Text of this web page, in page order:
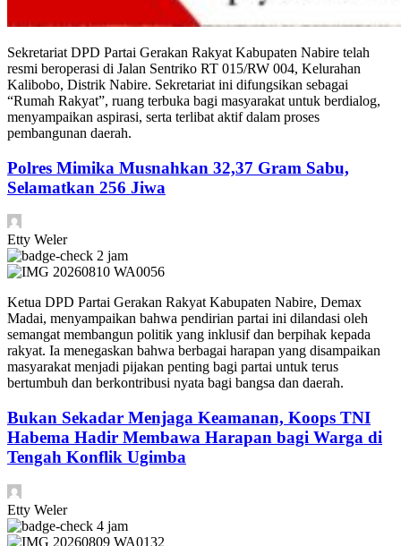
Sekretariat DPD Partai Gerakan Rakyat Kabupaten Nabire telah
resmi beroperasi di Jalan Sentriko RT 015/RW 004, Kelurahan
Kalibobo, Distrik Nabire. Sekretariat ini difungsikan sebagai
“Rumah Rakyat”, ruang terbuka bagi masyarakat untuk berdialog,
menyampaikan aspirasi, serta terlibat aktif dalam proses
pembangunan daerah.
Polres Mimika Musnahkan 32,37 Gram Sabu,
Selamatkan 256 Jiwa
Etty Weler
2 jam
Ketua DPD Partai Gerakan Rakyat Kabupaten Nabire, Demax
Madai, menyampaikan bahwa pendirian partai ini dilandasi oleh
semangat membangun politik yang inklusif dan berpihak kepada
rakyat. Ia menegaskan bahwa berbagai harapan yang disampaikan
masyarakat menjadi pijakan penting bagi partai untuk terus
bertumbuh dan berkontribusi nyata bagi bangsa dan daerah.
Bukan Sekadar Menjaga Keamanan, Koops TNI
Habema Hadir Membawa Harapan bagi Warga di
Tengah Konflik Ugimba
Etty Weler
4 jam